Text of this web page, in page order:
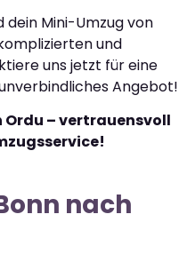
dein Mini-Umzug von
und
uns jetzt für eine
Angebot!
Ordu – vertrauensvoll
nach